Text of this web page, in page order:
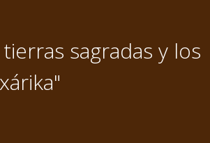
sagradas y los